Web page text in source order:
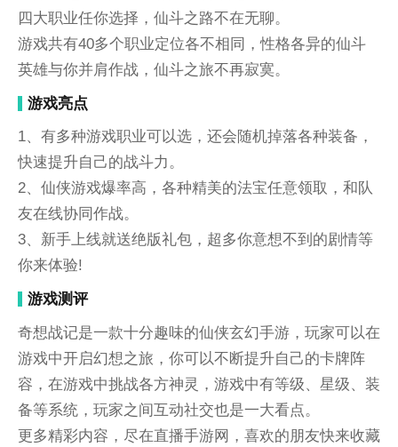
四大职业任你选择，仙斗之路不在无聊。
游戏共有40多个职业定位各不相同，性格各异的仙斗
英雄与你并肩作战，仙斗之旅不再寂寞。
游戏亮点
1、有多种游戏职业可以选，还会随机掉落各种装备，
快速提升自己的战斗力。
2、仙侠游戏爆率高，各种精美的法宝任意领取，和队
友在线协同作战。
3、新手上线就送绝版礼包，超多你意想不到的剧情等
你来体验!
游戏测评
奇想战记是一款十分趣味的仙侠玄幻手游，玩家可以在
游戏中开启幻想之旅，你可以不断提升自己的卡牌阵
容，在游戏中挑战各方神灵，游戏中有等级、星级、装
备等系统，玩家之间互动社交也是一大看点。
更多精彩内容，尽在直播手游网，喜欢的朋友快来收藏